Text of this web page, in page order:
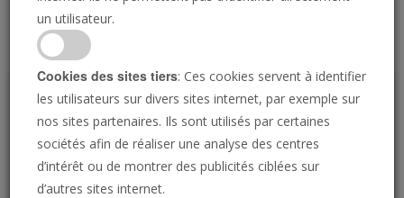
P
un utilisateur.
Cookies des sites tiers: Ces cookies servent à identifier
les utilisateurs sur divers sites internet, par exemple sur
nos sites partenaires. Ils sont utilisés par certaines
sociétés afin de réaliser une analyse des centres
d’intérêt ou de montrer des publicités ciblées sur
d’autres sites internet.